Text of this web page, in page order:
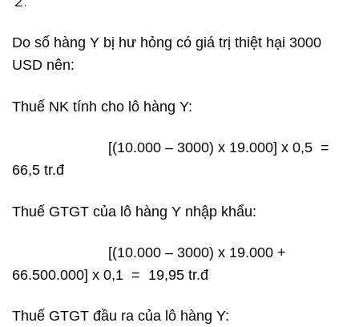
Do số hàng Y bị hư hỏng có giá trị thiệt hại 3000
USD nên:
Thuế NK tính cho lô hàng Y:
[(10.000 – 3000) x 19.000] x 0,5 =
66,5 tr.đ
Thuế GTGT của lô hàng Y nhập khẩu:
[(10.000 – 3000) x 19.000 +
66.500.000] x 0,1 = 19,95 tr.đ
Thuế GTGT đầu ra của lô hàng Y: